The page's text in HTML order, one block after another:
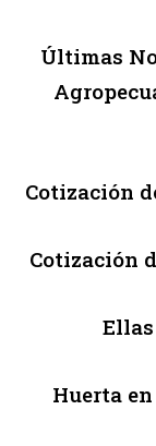
Últimas
Cotización
Cotización
Ellas
Huerta